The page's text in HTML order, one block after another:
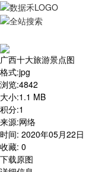
广西十大旅游景点图
格式:jpg
浏览:4842
大小:1.1 MB
积分:1
来源:网络
时间: 2020年05月22日
收藏: 0
下载原图